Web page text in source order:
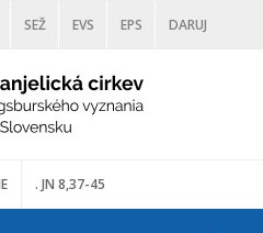
SEŽ EVS EPS DARUJ
TRANOSCIUS
. JN 8,37-45